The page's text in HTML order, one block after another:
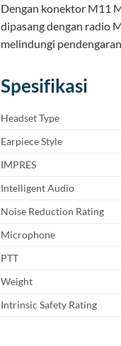
Dengan konektor M11
dipasang dengan radio
melindungi
Spesifikasi
Headset Type
Earpiece Style
IMPRES
Intelligent Audio
Noise Reduction Rating
Microphone
PTT
Weight
Intrinsic Safety Rating